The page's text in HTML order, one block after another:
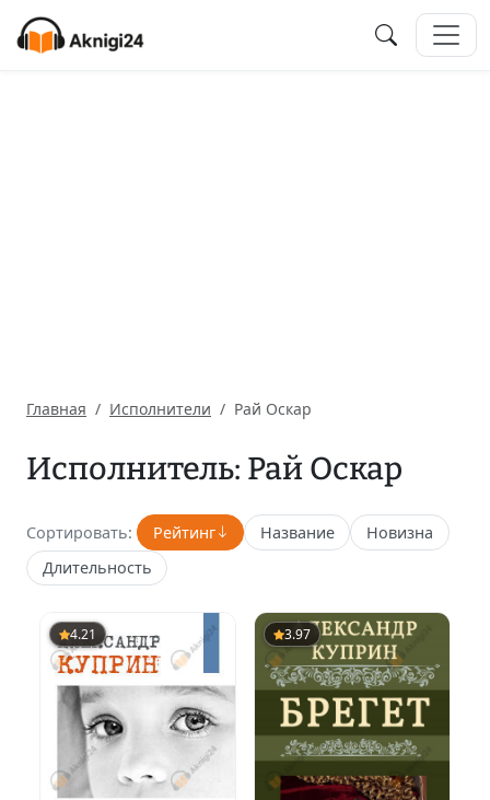
Главная Исполнители Рай Оскар
Исполнитель: Рай Оскар
Сортировать: Рейтинг Название
Новизна
Длительность
4.21 3.97